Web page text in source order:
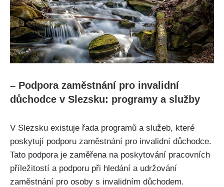
– Podpora zaměstnání pro invalidní
důchodce v Slezsku: programy a služby
V Slezsku existuje řada programů a služeb, které
poskytují podporu zaměstnání pro invalidní důchodce.
Tato podpora je zaměřena na poskytování pracovních
příležitostí a podporu při hledání a udržování
zaměstnání pro osoby s invalidním důchodem.